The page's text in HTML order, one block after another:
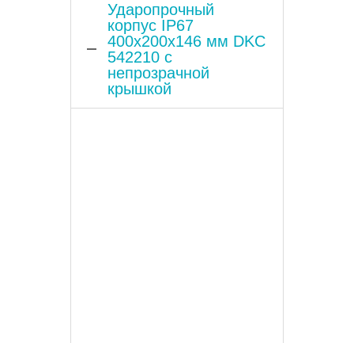
Ударопрочный
корпус IP67
400х200х146 мм DKC
542210 с
непрозрачной
крышкой